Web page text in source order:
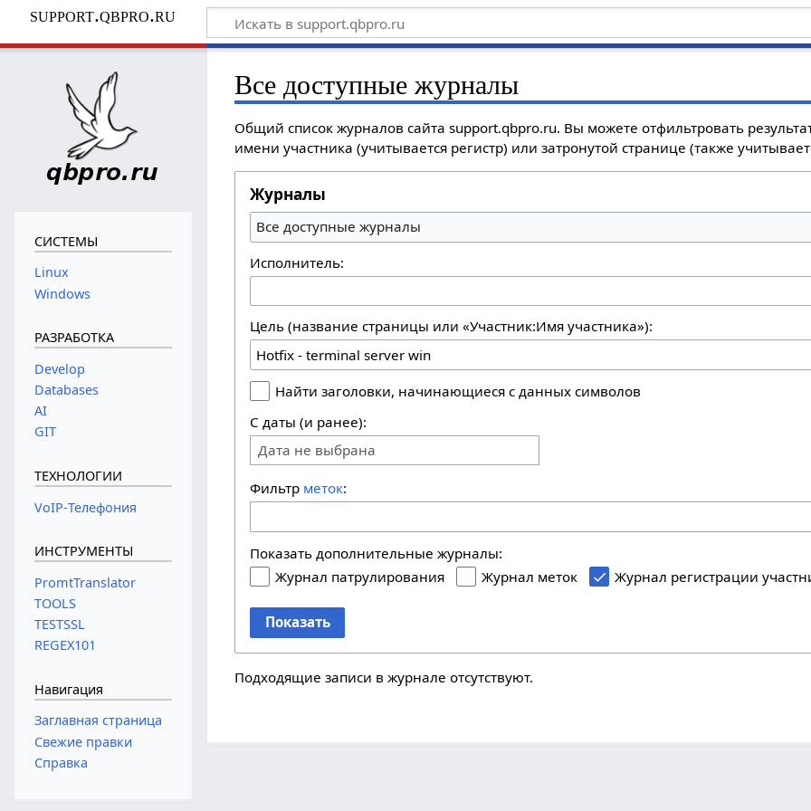
support.qbpro.ru
Все доступные журналы
Общий список журналов сайта support.qbpro.ru. Вы можете отфильтровать
имени участника (учитывается регистр) или затронутой странице (также
Журналы
Все доступные журналы
Исполнитель:
Цель (название страницы или «Участник:Имя участника»):
Найти заголовки, начинающиеся с данных символов
С даты (и ранее):
Дата не выбрана
Фильтр меток:
Показать дополнительные журналы:
Журнал патрулирования
Журнал меток Журнал регистрации
Показать
Подходящие записи в журнале отсутствуют.
СИСТЕМЫ
Linux
Windows
РАЗРАБОТКА
Develop
Databases
AI
GIT
ТЕХНОЛОГИИ
VoIP-Телефония
ИНСТРУМЕНТЫ
PromtTranslator
TOOLS
TESTSSL
REGEX101
Навигация
Заглавная страница
Свежие правки
Справка